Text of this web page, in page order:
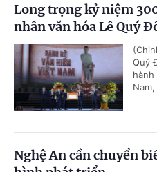
Long trọng kỷ niệm
nhân văn hóa Lê Quý
Quý
Nghệ An cần chuyển